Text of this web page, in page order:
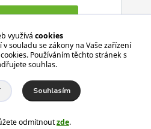
pro Android i iPhone.
využívá cookies
souladu se zákony na Vaše zařízení
Používáním těchto stránek s
souhlas.
Souhlasím
odmítnoutzde.